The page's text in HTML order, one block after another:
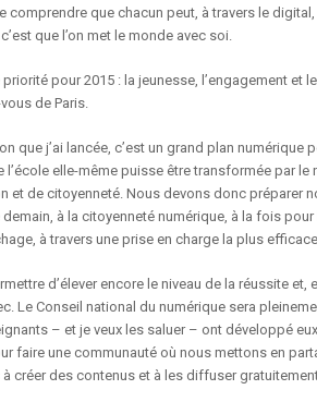
comprendre que chacun peut, à travers le
que l’on met le monde avec soi.
pour 2015 : la jeunesse, l’engagement et
de Paris.
que j’ai lancée, c’est un grand plan numérique
l’école elle-même puisse être transformée par
et de citoyenneté. Nous devons donc préparer
à la citoyenneté numérique, à la fois
à travers une prise en charge la plus
d’élever encore le niveau de la réussite
Le Conseil national du numérique sera
– et je veux les saluer – ont développé
faire une communauté où nous mettons en
créer des contenus et à les diffuser